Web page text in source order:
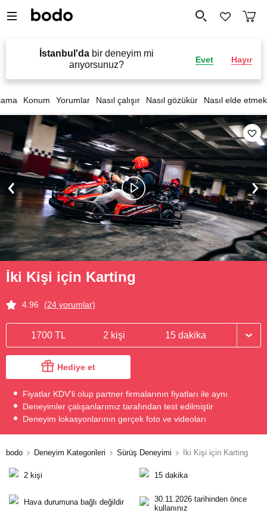
İstanbul'dabir deneyim mi
arıyorsunuz?
Evet Hayır
Konum Yorumlar Nasıl çalışır Nasıl gözükür Nasıl elde etmek
İki Kişi için Karting
4.96 (24 yorumlar)
1700 TL 2 kişi 15 dakika
Hediye et
Fiyatlar KDV'li olup partner firmalarının fiyatları ile aynı
Deneyimler çalışanlarımız tarafından test edilmiştir
Deneyim lokasyonlarının gerçek foto ve videoları
bodo Deneyim Kategorileri Sürüş Deneyimi İki Kişi için Karting
2 kişi 15 dakika
Hava durumuna bağlı değildir
30.11.2026 tarihinden önce
kullanınız